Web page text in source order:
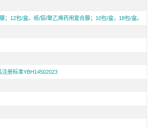
；12包/盒。纸/铝/聚乙烯药用复合膜；10包/盒，18包/盒。
册标准YBH14502023